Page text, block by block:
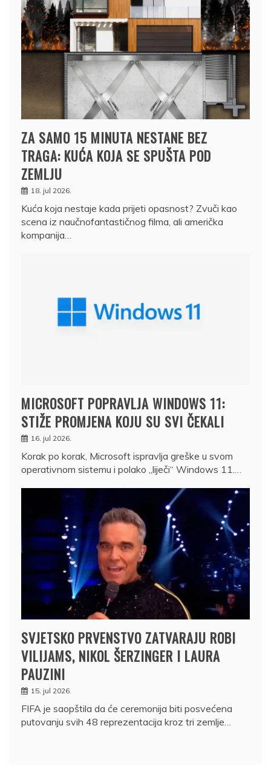
ZA SAMO 15 MINUTA NESTANE BEZ
TRAGA: KUĆA KOJA SE SPUŠTA POD
ZEMLJU
18. jul 2026.
Kuća koja nestaje kada prijeti opasnost? Zvuči kao
scena iz naučnofantastičnog filma, ali američka
kompanija…
MICROSOFT POPRAVLJA WINDOWS 11:
STIŽE PROMJENA KOJU SU SVI ČEKALI
16. jul 2026.
Korak po korak, Microsoft ispravlja greške u svom
operativnom sistemu i polako „liječi“ Windows 11.…
SVJETSKO PRVENSTVO ZATVARAJU ROBI
VILIJAMS, NIKOL ŠERZINGER I LAURA
PAUZINI
15. jul 2026.
FIFA je saopštila da će ceremonija biti posvećena
putovanju svih 48 reprezentacija kroz tri zemlje…